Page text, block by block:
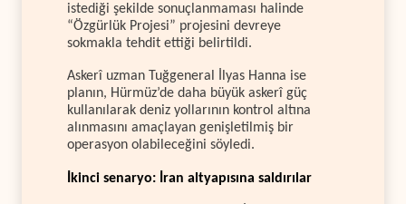
istediği şekilde sonuçlanmaması halinde
“Özgürlük Projesi” projesini devreye
sokmakla tehdit ettiği belirtildi.
Askerî uzman Tuğgeneral İlyas Hanna ise
planın, Hürmüz’de daha büyük askerî güç
kullanılarak deniz yollarının kontrol altına
alınmasını amaçlayan genişletilmiş bir
operasyon olabileceğini söyledi.
İkinci senaryo: İran altyapısına saldırılar